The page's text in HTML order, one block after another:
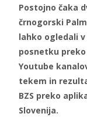
Postojno čaka
črnogorski
lahko ogledali
posnetku
Youtube
tekem in
BZS preko
Slovenija.